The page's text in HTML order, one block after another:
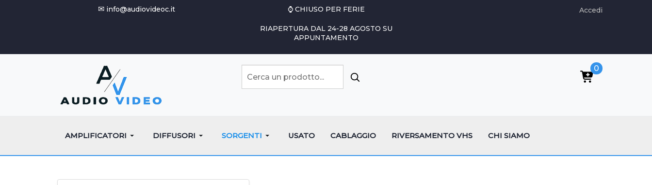
✉ info@audiovideoc.it ⌚ CHIUSO PER FERIE
RIAPERTURA DAL 24-28 AGOSTO SU
APPUNTAMENTO
Accedi
0
AMPLIFICATORI DIFFUSORI SORGENTI USATO CABLAGGIO RIVERSAMENTO VHS CHI SIAMO